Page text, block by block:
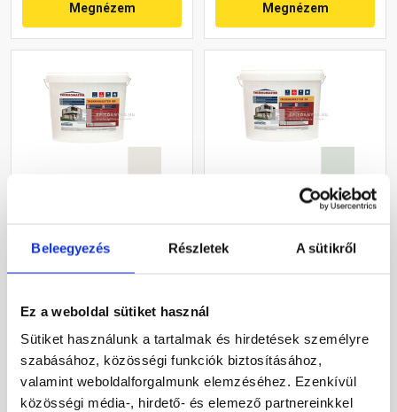
Beleegyezés Részletek A sütikről
Ez a weboldal sütiket használ
Sütiket használunk a tartalmak és hirdetések személyre
szabásához, közösségi funkciók biztosításához,
valamint weboldalforgalmunk elemzéséhez. Ezenkívül
közösségi média-, hirdető- és elemező partnereinkkel
Megnézem Megnézem
vékonyvakolat, kapart 1,5
1 095 Ft / kg
Megnézem
vékonyvakolat, kapart 1,5
1 328 Ft / kg
Megnézem